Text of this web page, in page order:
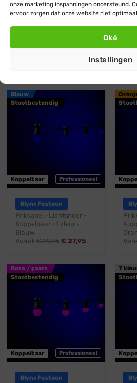
onze marketing inspanningen ondersteund.
ervoor zorgen dat onze website niet
Oké
Instellingen
Professioneel
Koppelbaar
Koppelbaar ·1 kleur · Geel
Blauw
Stootbestendig
Professioneel
Koppelbaar
Blynx Festoon
Prikkabel · Lichtsnoer ·
Koppelbaar · 1 kleur ·
Blauw
Vanaf:€29,95 € 27,95
Roze / paars
Stootbestendig
Professioneel
Koppelbaar
Blynx Festoon
7